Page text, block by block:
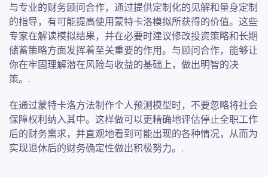
与专业的财务顾问合作，通过提供定制化的见解和量身定制
的指导，有可能提高使用蒙特卡洛模拟所获得的价值。这些
专家在解读模拟结果，并在必要时建议修改投资策略和长期
储蓄策略方面发挥着至关重要的作用。与顾问合作，能够让
你在牢固理解潜在风险与收益的基础上，做出明智的决
策。.
在通过蒙特卡洛方法制作个人预测模型时，不要忽略将社会
保障权利纳入其中。这样做可以更精确地评估停止全职工作
后的财务需求，并直观地看到可能出现的各种情况，从而为
实现退休后的财务确定性做出积极努力。.